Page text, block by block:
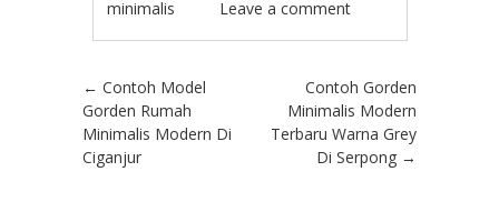
minimalis Leave a comment
Post navigation
← Contoh Model
Gorden Rumah
Minimalis Modern Di
Ciganjur
Contoh Gorden
Minimalis Modern
Terbaru Warna Grey
Di Serpong →